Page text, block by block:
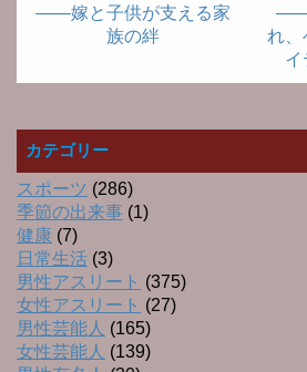
――嫁と子供が支える家
族の絆
――
れ、
イ
カテゴリー
スポーツ (286)
季節の出来事 (1)
健康 (7)
日常生活 (3)
男性アスリート (375)
女性アスリート (27)
男性芸能人 (165)
女性芸能人 (139)